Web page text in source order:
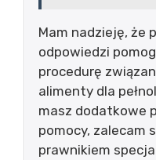
Mam nadzieję, że
odpowiedzi
procedurę
alimenty dla
masz dodatkowe
pomocy, zalecam
prawnikiem